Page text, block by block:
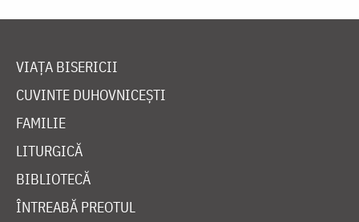
VIAȚA BISERICII
CUVINTE DUHOVNICEȘTI
FAMILIE
LITURGICĂ
BIBLIOTECĂ
ÎNTREABĂ PREOTUL